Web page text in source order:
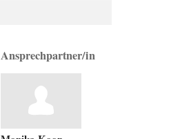
Ansprechpartner/in